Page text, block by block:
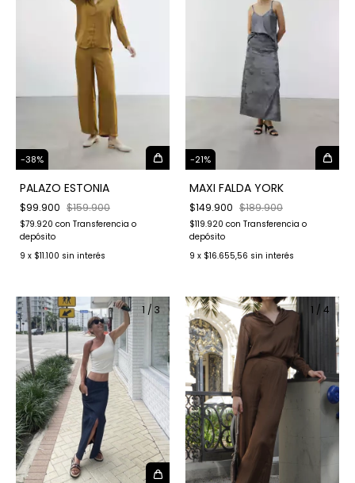
-38%
PALAZO ESTONIA
$99.900 $159.900
$79.920 con Transferencia o
depósito
9 x $11.100 sin interés
-21%
MAXI FALDA YORK
$149.900 $189.900
$119.920 con Transferencia o
depósito
9 x $16.655,56 sin interés
1 / 3 1 / 4